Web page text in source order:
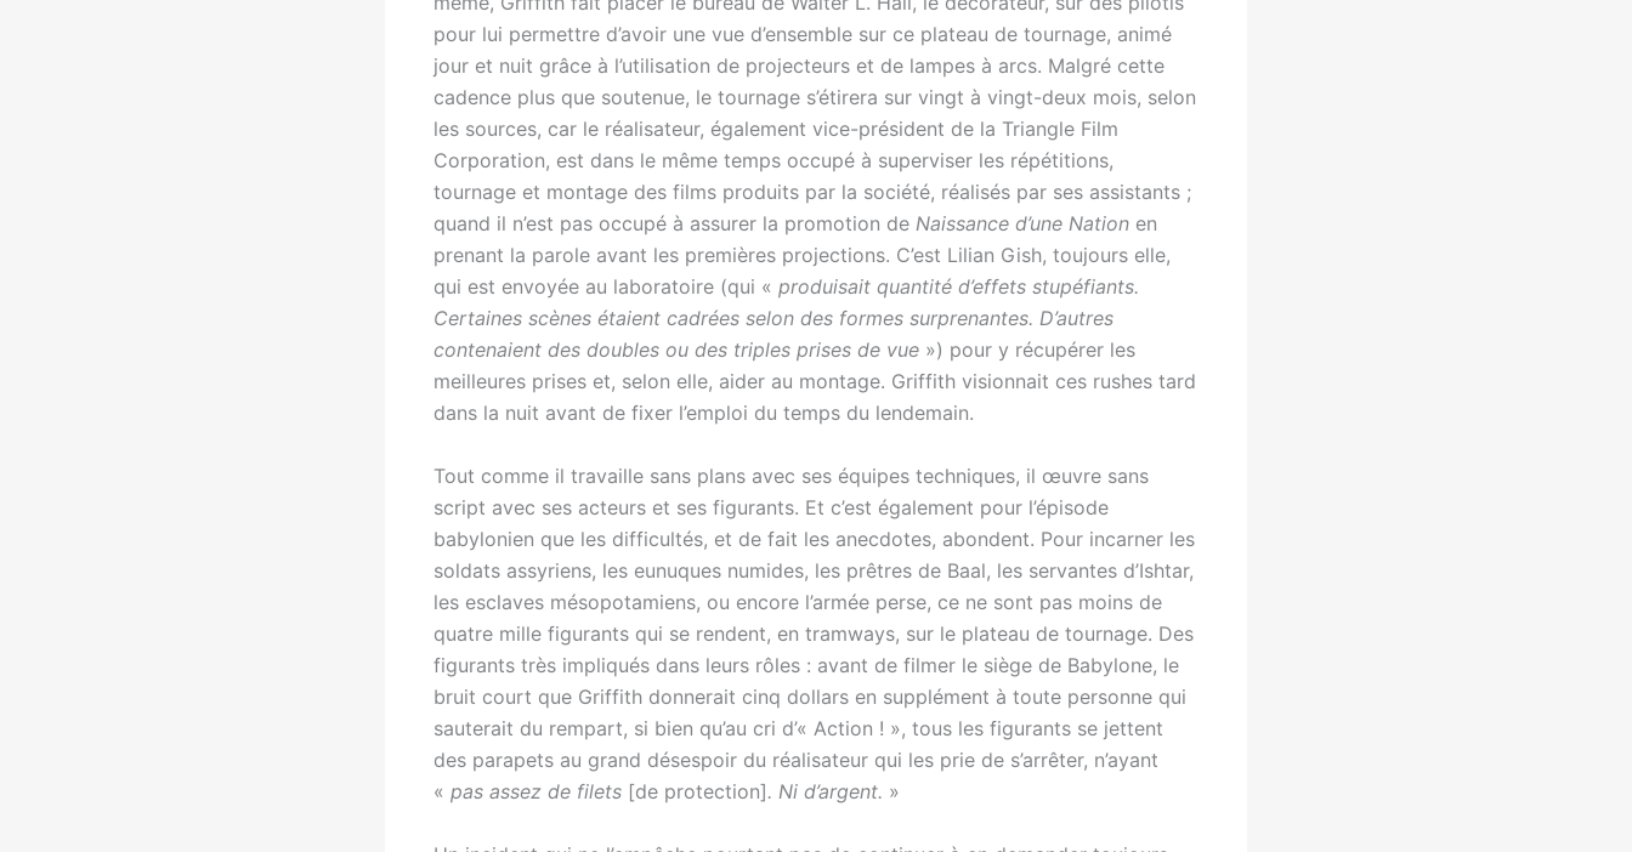
pour lui permettre d’avoir une vue d’ensemble sur ce plateau de tournage, animé
jour et nuit grâce à l’utilisation de projecteurs et de lampes à arcs. Malgré cette
cadence plus que soutenue, le tournage s’étirera sur vingt à vingt-deux mois, selon
les sources, car le réalisateur, également vice-président de la Triangle Film
Corporation, est dans le même temps occupé à superviser les répétitions,
tournage et montage des films produits par la société, réalisés par ses assistants ;
quand il n’est pas occupé à assurer la promotion de Naissance d’une Nation en
prenant la parole avant les premières projections. C’est Lilian Gish, toujours elle,
qui est envoyée au laboratoire (qui « produisait quantité d’effets stupéfiants.
Certaines scènes étaient cadrées selon des formes surprenantes. D’autres
contenaient des doubles ou des triples prises de vue ») pour y récupérer les
meilleures prises et, selon elle, aider au montage. Griffith visionnait ces rushes tard
dans la nuit avant de fixer l’emploi du temps du lendemain.
Tout comme il travaille sans plans avec ses équipes techniques, il œuvre sans
script avec ses acteurs et ses figurants. Et c’est également pour l’épisode
babylonien que les difficultés, et de fait les anecdotes, abondent. Pour incarner les
soldats assyriens, les eunuques numides, les prêtres de Baal, les servantes d’Ishtar,
les esclaves mésopotamiens, ou encore l’armée perse, ce ne sont pas moins de
quatre mille figurants qui se rendent, en tramways, sur le plateau de tournage. Des
figurants très impliqués dans leurs rôles : avant de filmer le siège de Babylone, le
bruit court que Griffith donnerait cinq dollars en supplément à toute personne qui
sauterait du rempart, si bien qu’au cri d’« Action ! », tous les figurants se jettent
des parapets au grand désespoir du réalisateur qui les prie de s’arrêter, n’ayant
« pas assez de filets [de protection]. Ni d’argent. »